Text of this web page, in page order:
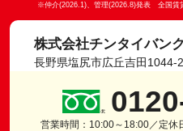
※仲介(2026.1)、管理(2026.8)発表 全国賃
株式会社チンタイバンク
長野県塩尻市広丘吉田1044-2
営業時間：10:00～18:00／定休